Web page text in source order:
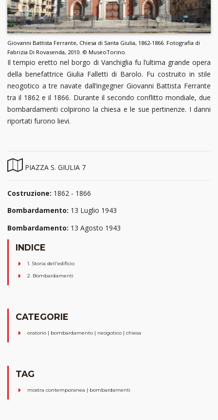
Giovanni Battista Ferrante, Chiesa di Santa Giulia, 1862-1866. Fotografia di
Fabrizia Di Rovasenda, 2010. © MuseoTorino.
Il tempio eretto nel borgo di Vanchiglia fu l’ultima grande opera
della benefattrice Giulia Falletti di Barolo. Fu costruito in stile
neogotico a tre navate dall’ingegner Giovanni Battista Ferrante
tra il 1862 e il 1866. Durante il secondo conflitto mondiale, due
bombardamenti colpirono la chiesa e le sue pertinenze. I danni
riportati furono lievi.
PIAZZA S. GIULIA 7
Costruzione: 1862 - 1866
Bombardamento: 13 Luglio 1943
Bombardamento: 13 Agosto 1943
INDICE
1. Storia dell'edificio
2. Bombardamenti
CATEGORIE
oratorio | bombardamento | neogotico | chiesa
TAG
mostra contemporanea | bombardamenti